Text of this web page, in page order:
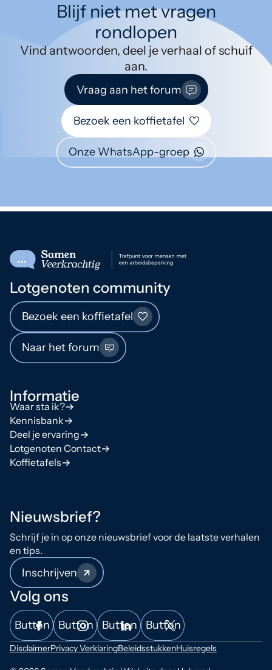
Blijf niet met vragen
rondlopen
Vind antwoorden, deel je verhaal of schuif
aan.
Vraag aan het forum
Bezoek een koffietafel
Onze WhatsApp-groep
Lotgenoten community
Bezoek een koffietafel
Naar het forum
Informatie
Waar sta ik?
Kennisbank
Deel je ervaring
Lotgenoten Contact
Koffietafels
Nieuwsbrief?
Schrijf je in op onze nieuwsbrief voor de laatste verhalen
en tips.
Inschrijven
Volg ons
Button Button Button Button
DisclaimerPrivacy VerklaringBeleidsstukkenHuisregels